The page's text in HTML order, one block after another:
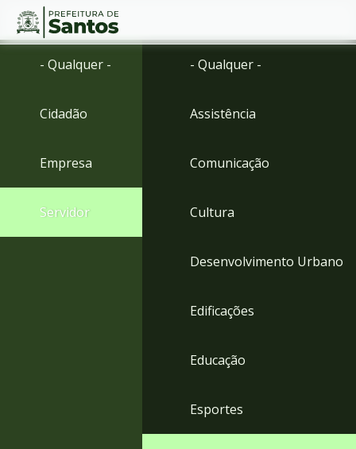
Ir
menu
para
Conteúdo
- Qualquer -
Cidadão
Empresa
Servidor
- Qualquer -
Assistência
Comunicação
Cultura
Desenvolvimento Urbano
Edificações
Educação
Esportes